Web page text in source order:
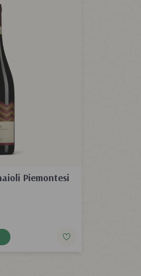
Piemontesi